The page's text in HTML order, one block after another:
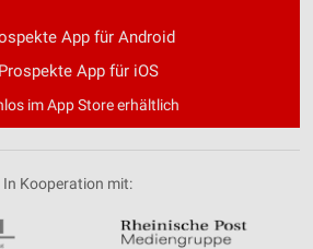
App für Android
Prospekte App für iOS
im App Store erhältlich
In Kooperation mit: